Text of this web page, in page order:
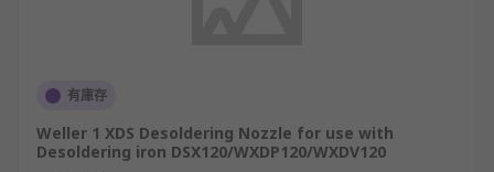
有庫存
Weller 1 XDS Desoldering Nozzle for use with
Desoldering iron DSX120/WXDP120/WXDV120